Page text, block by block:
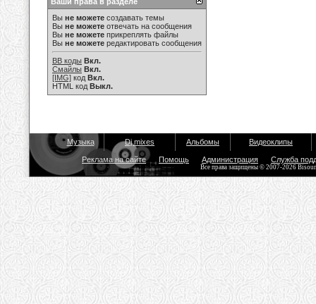
https://vikingfile.com/f/J7bWHVMnsC
https://vikingfile.com/f/sTmF4hddhu
https://vikingfile.com/f/sRuskDW1ig
https://vikingfile.com/f/W8DhsgKVJ3
https://vikingfile.com/f/nSdxaDVlbU
https://vikingfile.com/f/CGDRaR3qbl
Вы не можете создавать темы
Вы не можете отвечать на сообщения
Вы не можете прикреплять файлы
Вы не можете редактировать сообщения
BB коды Вкл.
Смайлы Вкл.
[IMG] код Вкл.
HTML код Выкл.
Музыка Dj mixes Альбомы Видеоклипы
Реклама на сайте Помощь Администрация Служба
Все права защищены © 2007-2026